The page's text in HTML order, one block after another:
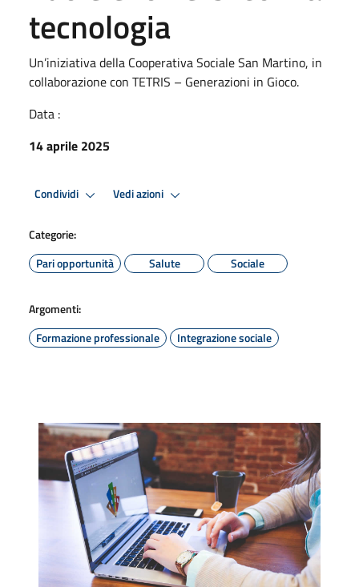
tecnologia
Un’iniziativa della Cooperativa Sociale San Martino, in
collaborazione con TETRIS – Generazioni in Gioco.
Data :
14 aprile 2025
Condividi Vedi azioni
Categorie:
Pari opportunità
Salute Sociale
Argomenti:
Formazione professionale
Integrazione sociale